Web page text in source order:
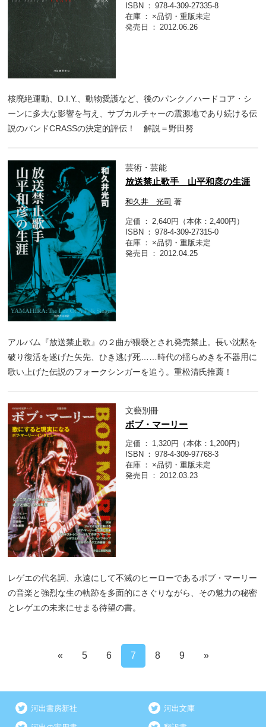
ISBN
978-4-309-27335-8
在庫
×品切・重版未定
発売日
2012.06.26
核廃絶運動、D.I.Y.、動物愛護など、後のパンク／ハードコア・シ
ーンに多大な影響を与え、サブカルチャーの震源地であり続ける伝
説のバンドCRASSの決定的評伝！ 解説＝野田努
芸術・芸能
放送禁止歌手 山平和彦の生涯
和久井 光司 著
定価
2,640円（本体：2,400円）
ISBN
978-4-309-27315-0
在庫
×品切・重版未定
発売日
2012.04.25
アルバム『放送禁止歌』の２曲が猥褻とされ発売禁止。長い沈黙を
破り復活を遂げた矢先、ひき逃げ死……時代の揺らめきを不器用に
歌い上げた伝説のフォークシンガーを追う。重松清氏推薦！
文藝別冊
ボブ・マーリー
定価
1,320円（本体：1,200円）
ISBN
978-4-309-97768-3
在庫
×品切・重版未定
発売日
2012.03.23
レゲエの代名詞、永遠にして不滅のヒーローであるボブ・マーリー
の音楽と強烈な生の軌跡を多面的にさぐりながら、その魅力の秘密
とレゲエの未来にせまる待望の書。
« 5 6 7 8 9 »
河出書房新社 河出文庫